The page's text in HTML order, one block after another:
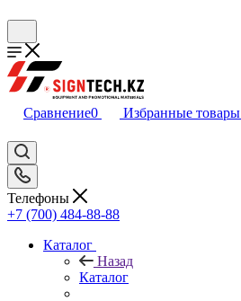
Сравнение0 Избранные товары
Телефоны
+7 (700) 484-88-88
Каталог
Назад
Каталог